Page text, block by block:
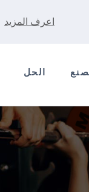
اعرف المزيد
الحل